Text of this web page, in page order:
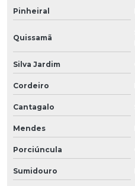
Pinheiral
Quissamã
Silva Jardim
Cordeiro
Cantagalo
Mendes
Porciúncula
Sumidouro